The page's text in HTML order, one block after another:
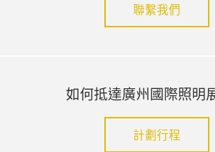
聯繫我們
如何抵達廣州國際照明
計劃行程